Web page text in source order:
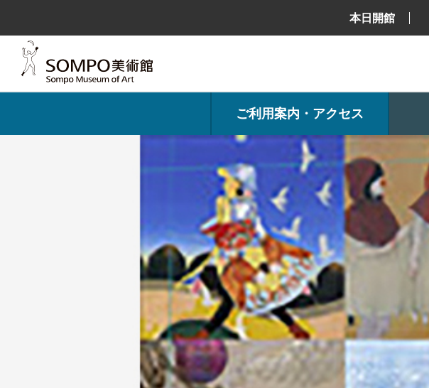
ン
ッ
本日開館
ご利用案内・アクセス